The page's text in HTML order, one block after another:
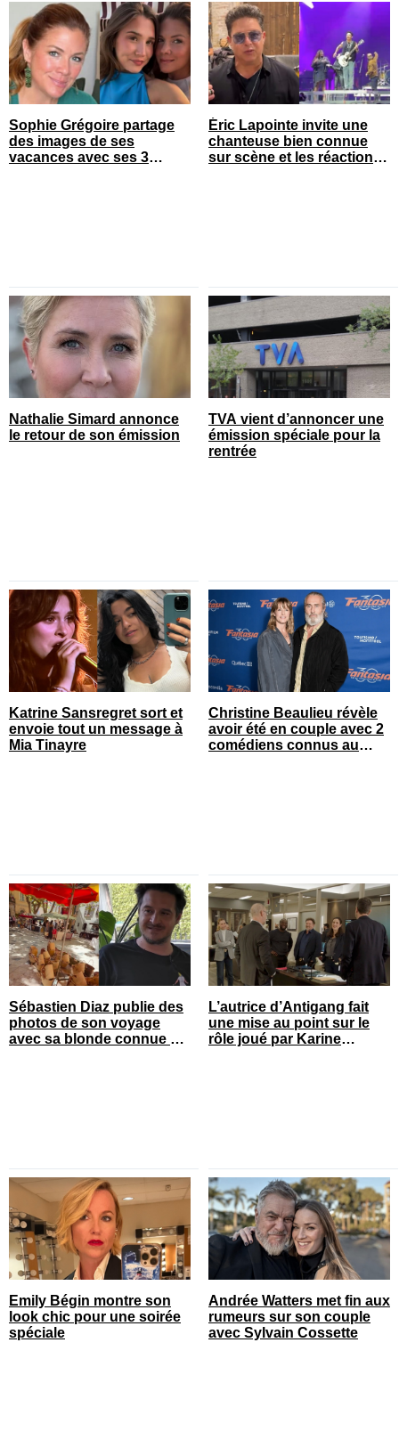
Sophie Grégoire partage
des images de ses
vacances avec ses 3
Éric Lapointe invite une
chanteuse bien connue
sur scène et les réactions
Nathalie Simard annonce
le retour de son émission
TVA vient d’annoncer une
émission spéciale pour la
rentrée
Katrine Sansregret sort et
envoie tout un message à
Mia Tinayre
Christine Beaulieu révèle
avoir été en couple avec 2
comédiens connus au
Sébastien Diaz publie des
photos de son voyage
avec sa blonde connue en
L’autrice d’Antigang fait
une mise au point sur le
rôle joué par Karine
Emily Bégin montre son
look chic pour une soirée
spéciale
Andrée Watters met fin aux
rumeurs sur son couple
avec Sylvain Cossette